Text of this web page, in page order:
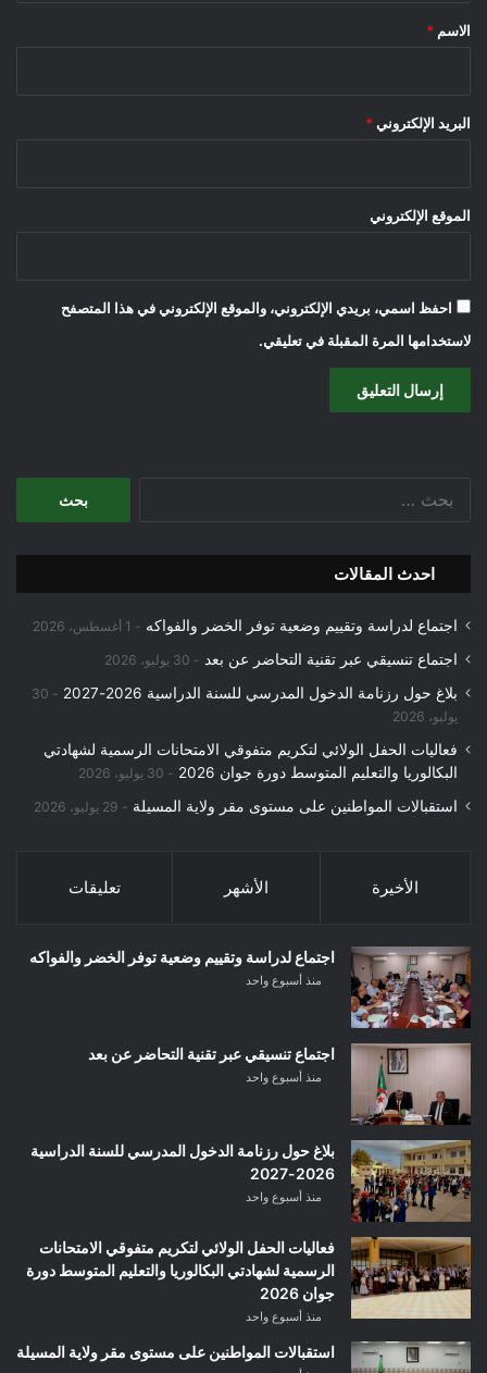
*
الاسم *
البريد الإلكتروني *
الموقع الإلكتروني
احفظ اسمي، بريدي الإلكتروني، والموقع الإلكتروني في هذا المتصفح
لاستخدامها المرة المقبلة في تعليقي.
احدث المقالات
اجتماع لدراسة وتقييم وضعية توفر الخضر والفواكه 1 أغسطس، 2026
اجتماع تنسيقي عبر تقنية التحاضر عن بعد 30 يوليو، 2026
بلاغ حول رزنامة الدخول المدرسي للسنة الدراسية 2026-2027
30
يوليو، 2026
فعاليات الحفل الولائي لتكريم متفوقي الامتحانات الرسمية لشهادتي
البكالوريا والتعليم المتوسط دورة جوان 2026
30 يوليو، 2026
استقبالات المواطنين على مستوى مقر ولاية المسيلة 29 يوليو، 2026
الأخيرة الأشهر تعليقات
اجتماع لدراسة وتقييم وضعية توفر الخضر والفواكه
منذ أسبوع واحد
اجتماع تنسيقي عبر تقنية التحاضر عن بعد
منذ أسبوع واحد
بلاغ حول رزنامة الدخول المدرسي للسنة الدراسية
2026-2027
منذ أسبوع واحد
فعاليات الحفل الولائي لتكريم متفوقي الامتحانات
الرسمية لشهادتي البكالوريا والتعليم المتوسط دورة
جوان 2026
منذ أسبوع واحد
استقبالات المواطنين على مستوى مقر ولاية المسيلة